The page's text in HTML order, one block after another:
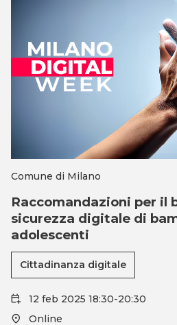
Target
Cittadini Imprese
Comune di Milano
Raccomandazioni per il
sicurezza digitale di
adolescenti
Cittadinanza digitale
12 feb 2025 18:30-20:30
Online